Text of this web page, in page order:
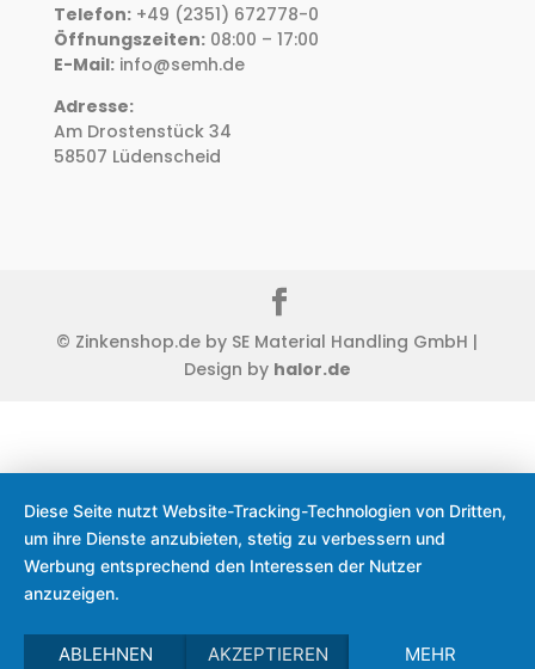
Telefon:+49 (2351) 672778-0
Öffnungszeiten:08:00 – 17:00
E-Mail:info@semh.de
Adresse:
Am Drostenstück 34
58507 Lüdenscheid
© Zinkenshop.de by SE Material Handling GmbH |
Design by halor.de
Diese Seite nutzt Website-Tracking-Technologien von Dritten,
um ihre Dienste anzubieten, stetig zu verbessern und
Werbung entsprechend den Interessen der Nutzer
anzuzeigen.
ABLEHNEN AKZEPTIEREN MEHR